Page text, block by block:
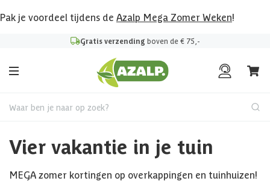
Pak je voordeel tijdens de Azalp Mega Zomer Weken!
Gratis verzending boven de € 75,-
Waar ben je naar op zoek?
Vier vakantie in je tuin
MEGA zomer kortingen op overkappingen en tuinhuizen!